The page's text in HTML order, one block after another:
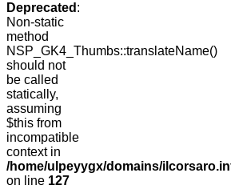
Deprecated :
Non-static
method
NSP_GK4_Thumbs::translateName()
should not
be called
statically,
assuming
$this from
incompatible
context in
/home/ulpeyygx/domains/
on line 127